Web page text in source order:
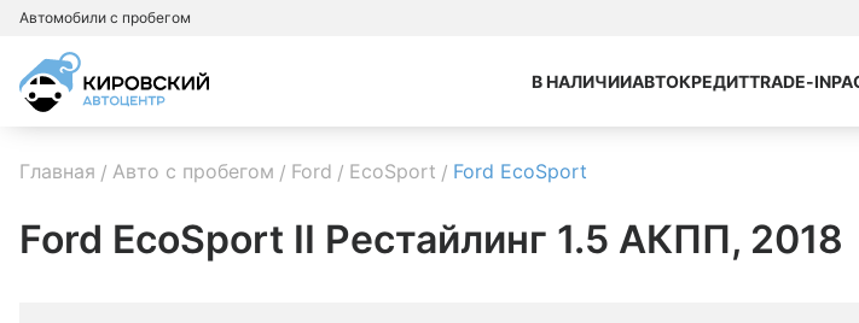
Автомобили с пробегом
В НАЛИЧИИАВТОКРЕДИТTRADE-IN
Главная Авто с пробегом Ford EcoSport Ford EcoSport
Ford EcoSport II Рестайлинг 1.5 АКПП, 2018